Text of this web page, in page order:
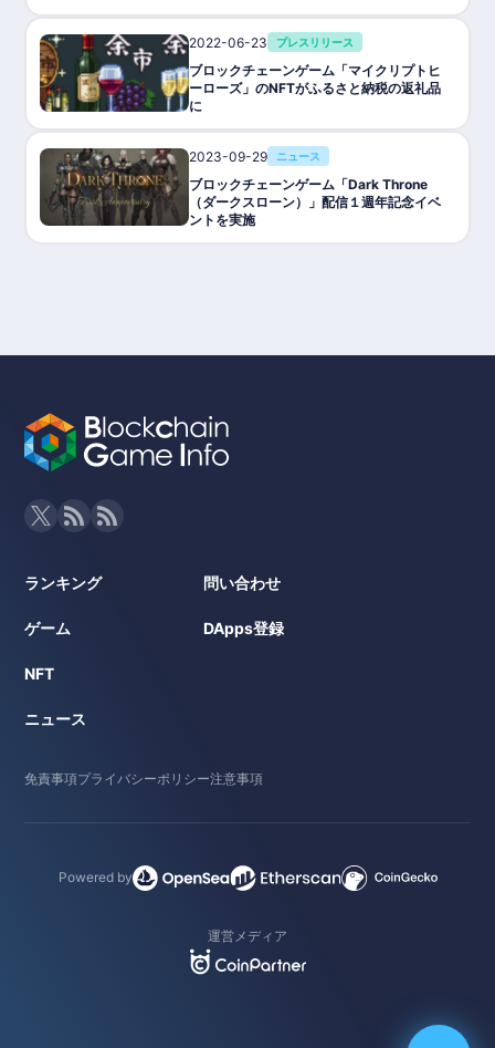
2022-06-23 プレスリリース
ブロックチェーンゲーム「マイクリプトヒ
ーローズ」のNFTがふるさと納税の返礼品
に
2023-09-29 ニュース
ブロックチェーンゲーム「Dark Throne
（ダークスローン）」配信１週年記念イベ
ントを実施
ランキング
ゲーム
NFT
ニュース
問い合わせ
DApps登録
免責事項プライバシーポリシー注意事項
Powered by
運営メディア